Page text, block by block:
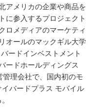
アメリカの企業や商品を
に参入するプロジェクト
ロメディアのマーケティ
オールのマックギル大学
ードインベストメント
ードホールディングス
理会社で、国内初のモ
バードプラス モバイル